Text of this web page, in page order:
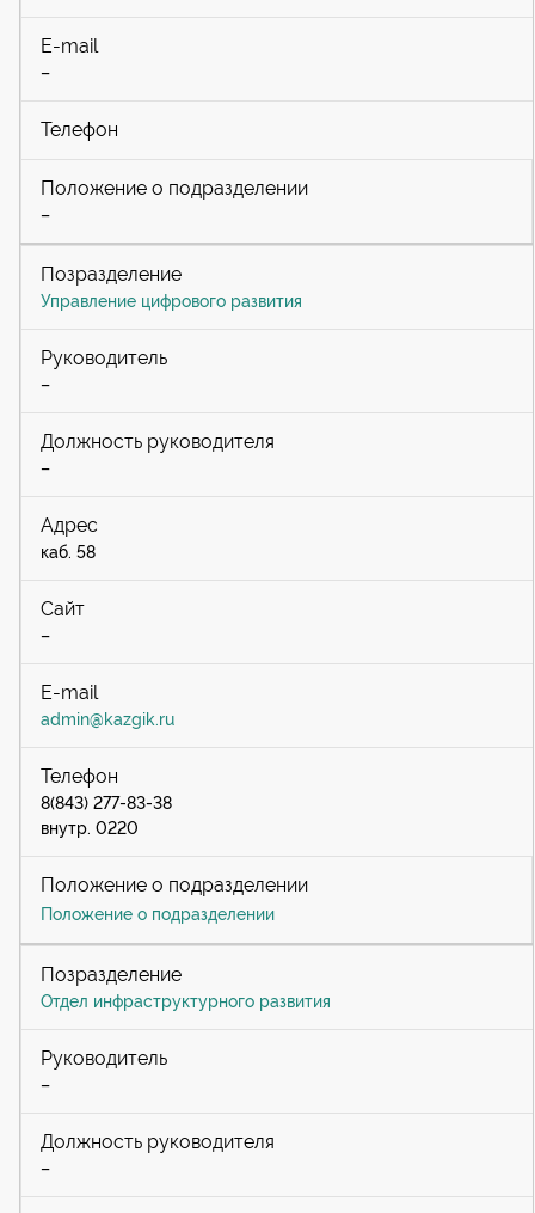
–
–
Управление цифрового развития
–
–
каб. 58
–
admin@kazgik.ru
8(843) 277-83-38
внутр. 0220
Положение о подразделении
Отдел инфраструктурного развития
–
–